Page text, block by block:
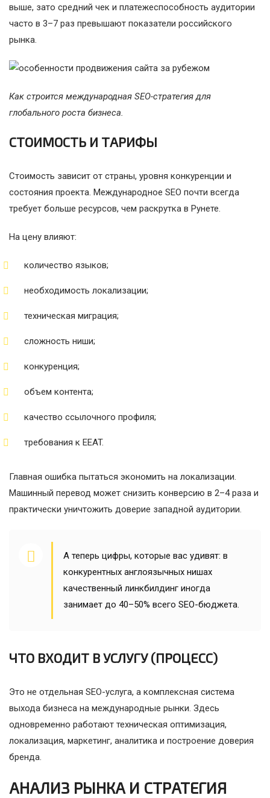
выше, зато средний чек и платежеспособность аудитории
часто в 3–7 раз превышают показатели российского
рынка.
Как строится международная SEO-стратегия для
глобального роста бизнеса.
СТОИМОСТЬ И ТАРИФЫ
Стоимость зависит от страны, уровня конкуренции и
состояния проекта. Международное SEO почти всегда
требует больше ресурсов, чем раскрутка в Рунете.
На цену влияют:
количество языков;
необходимость локализации;
техническая миграция;
сложность ниши;
конкуренция;
объем контента;
качество ссылочного профиля;
требования к EEAT.
Главная ошибка пытаться экономить на локализации.
Машинный перевод может снизить конверсию в 2–4 раза и
практически уничтожить доверие западной аудитории.
А теперь цифры, которые вас удивят: в
конкурентных англоязычных нишах
качественный линкбилдинг иногда
занимает до 40–50% всего SEO-бюджета.
ЧТО ВХОДИТ В УСЛУГУ (ПРОЦЕСС)
Это не отдельная SEO-услуга, а комплексная система
выхода бизнеса на международные рынки. Здесь
одновременно работают техническая оптимизация,
локализация, маркетинг, аналитика и построение доверия
бренда.
АНАЛИЗ РЫНКА И СТРАТЕГИЯ